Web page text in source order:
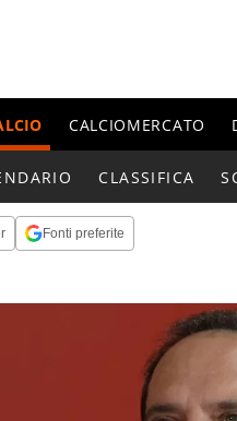
CALCIOMERCATO
CLASSIFICA
Fonti preferite